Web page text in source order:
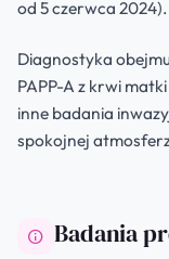
od 5 czerwca 2024).
Diagnostyka
PAPP-A z krwi
inne badania
spokojnej
Badania